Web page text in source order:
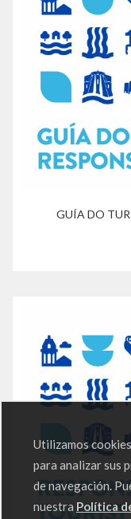
GUÍA DO
Utilizamos
para analizar sus
de navegación.
nuestra Política